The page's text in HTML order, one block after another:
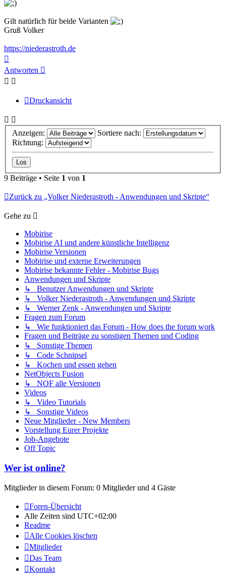
Gilt natürlich für beide Varianten
Gruß Volker
https://niederastroth.de
oben
Antworten
Druckansicht
Anzeigen:
Sortiere nach:
Richtung:
9 Beiträge • Seite 1 von 1
Zurück zu „Volker Niederastroth - Anwendungen und Skripte“
Gehe zu
Mobirise
Mobirise AI und andere künstliche Intelligenz
Mobirise Versionen
Mobirise und externe Erweiterungen
Mobirise bekannte Fehler - Mobirise Bugs
Anwendungen und Skripte
↳ Benutzer Anwendungen und Skripte
↳ Volker Niederastroth - Anwendungen und Skripte
↳ Werner Zenk - Anwendungen und Skripte
Fragen zum Forum
↳ Wie funktioniert das Forum - How does the forum work
Fragen und Beiträge zu sonstigen Themen und Coding
↳ Sonstige Themen
↳ Code Schnipsel
↳ Kochen und essen gehen
NetObjects Fusion
↳ NOF alle Versionen
Videos
↳ Video Tutorials
↳ Sonstige Videos
Neue Mitglieder - New Members
Vorstellung Eurer Projekte
Job-Angebote
Off Topic
Wer ist online?
Mitglieder in diesem Forum: 0 Mitglieder und 4 Gäste
Foren-Übersicht
Alle Zeiten sind UTC+02:00
Readme
Alle Cookies löschen
Mitglieder
Das Team
Kontakt